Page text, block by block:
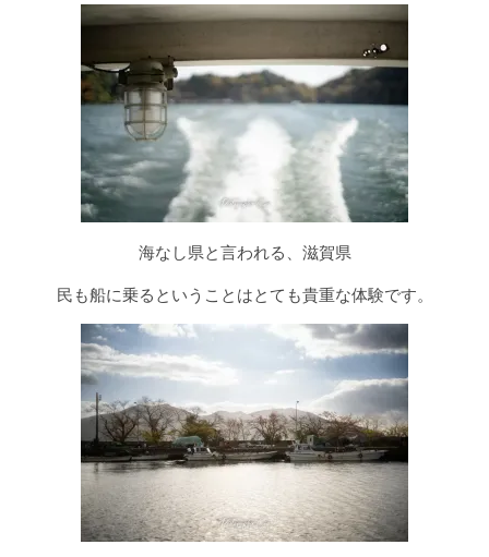
海なし県と言われる、滋賀県
民も船に乗るということはとても貴重な体験です。